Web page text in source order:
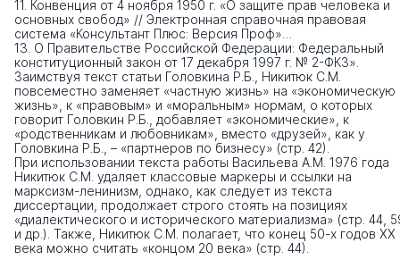
11. Конвенция от 4 ноября 1950 г. «О защите прав человека и
основных свобод» // Электронная справочная правовая
система «Консультант Плюс: Версия Проф»…
13. О Правительстве Российской Федерации: Федеральный
конституционный закон от 17 декабря 1997 г. № 2-ФКЗ».
Заимствуя текст статьи Головкина Р.Б., Никитюк С.М.
повсеместно заменяет «частную жизнь» на «экономическую
жизнь», к «правовым» и «моральным» нормам, о которых
говорит Головкин Р.Б., добавляет «экономические», к
«родственникам и любовникам», вместо «друзей», как у
Головкина Р.Б., – «партнеров по бизнесу» (стр. 42).
При использовании текста работы Васильева А.М. 1976 года
Никитюк С.М. удаляет классовые маркеры и ссылки на
марксизм-ленинизм, однако, как следует из текста
диссертации, продолжает строго стоять на позициях
«диалектического и исторического материализма» (стр. 44,
и др.). Также, Никитюк С.М. полагает, что конец 50-х годов ХХ
века можно считать «концом 20 века» (стр. 44).